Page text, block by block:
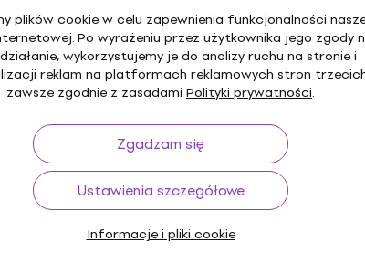
plików cookie w celu zapewnienia funkcjonalności
Po wyrażeniu przez użytkownika jego zgody
wykorzystujemy je do analizy ruchu na stronie i
reklam na platformach reklamowych stron
zawsze zgodnie z zasadami Polityki prywatności.
Zgadzam się
Ustawienia szczegółowe
Informacje i pliki cookie
Płyty winylowe
Czapki z daszkiem
muzyczne